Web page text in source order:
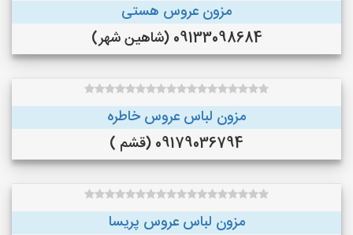
مزون عروس هستی
09133098684 (شاهین شهر)
مزون لباس عروس خاطره
09179036794 (قشم )
مزون لباس عروس پریسا